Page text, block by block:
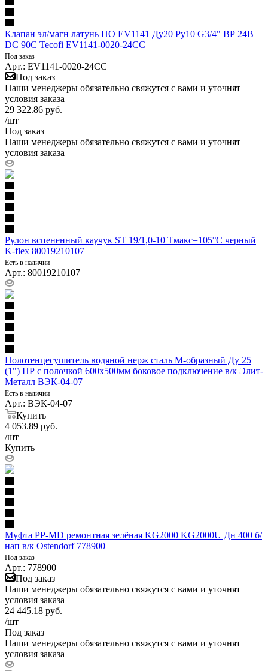
Клапан эл/магн латунь НО EV1141 Ду20 Ру10 G3/4" ВР 24В
DC 90С Tecofi EV1141-0020-24CC
Под заказ
Арт.: EV1141-0020-24CC
Под заказ
Наши менеджеры обязательно свяжутся с вами и уточнят
условия заказа
29 322.86 руб.
/шт
Под заказ
Наши менеджеры обязательно свяжутся с вами и уточнят
условия заказа
Рулон вспененный каучук ST 19/1,0-10 Тмакс=105°C черный
K-flex 80019210107
Есть в наличии
Арт.: 80019210107
Полотенцесушитель водяной нерж сталь М-образный Ду 25
(1") НР с полочкой 600х500мм боковое подключение в/к Элит-
Металл ВЭК-04-07
Есть в наличии
Арт.: ВЭК-04-07
Купить
4 053.89 руб.
/шт
Купить
Муфта PP-MD ремонтная зелёная KG2000 KG2000U Дн 400 б/
нап в/к Ostendorf 778900
Под заказ
Арт.: 778900
Под заказ
Наши менеджеры обязательно свяжутся с вами и уточнят
условия заказа
24 445.18 руб.
/шт
Под заказ
Наши менеджеры обязательно свяжутся с вами и уточнят
условия заказа